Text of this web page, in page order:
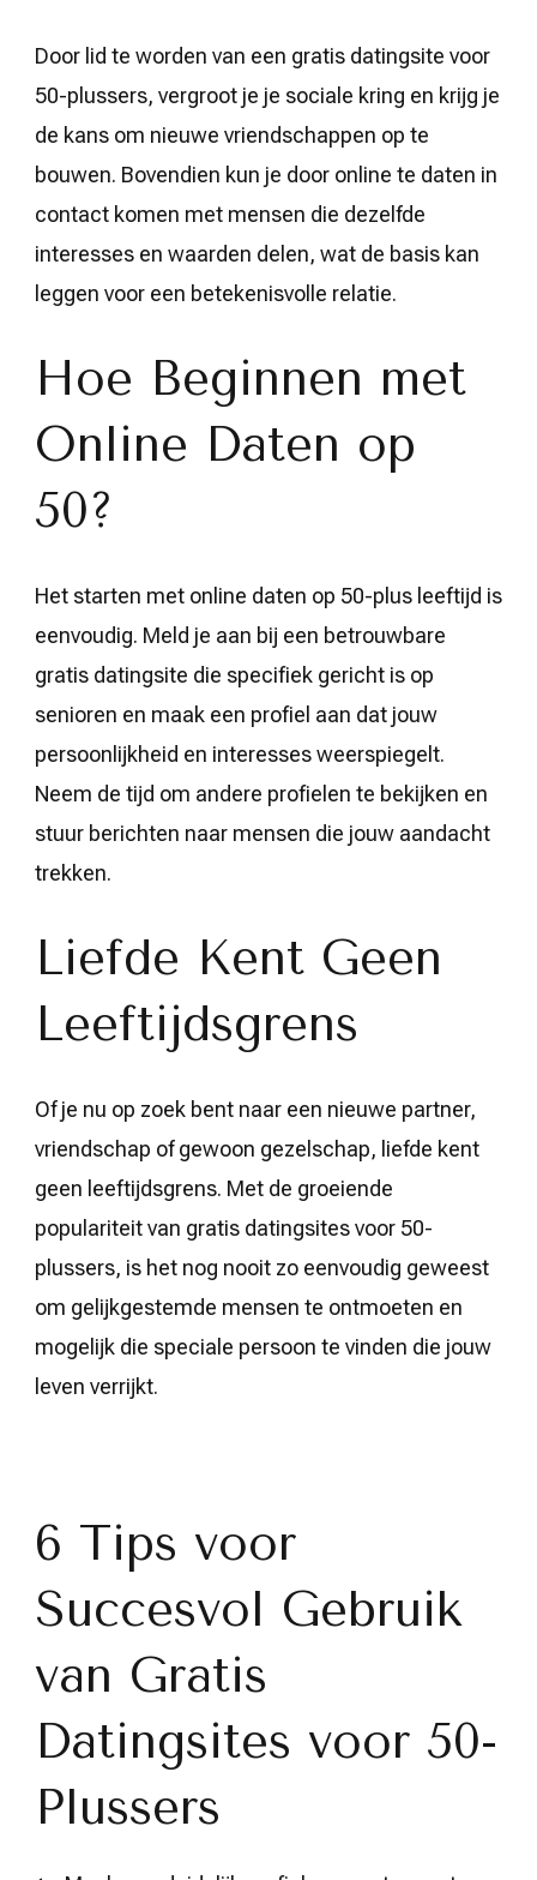
Door lid te worden van een gratis datingsite voor
50-plussers, vergroot je je sociale kring en krijg je
de kans om nieuwe vriendschappen op te
bouwen. Bovendien kun je door online te daten in
contact komen met mensen die dezelfde
interesses en waarden delen, wat de basis kan
leggen voor een betekenisvolle relatie.
Hoe Beginnen met
Online Daten op
50?
Het starten met online daten op 50-plus leeftijd is
eenvoudig. Meld je aan bij een betrouwbare
gratis datingsite die specifiek gericht is op
senioren en maak een profiel aan dat jouw
persoonlijkheid en interesses weerspiegelt.
Neem de tijd om andere profielen te bekijken en
stuur berichten naar mensen die jouw aandacht
trekken.
Liefde Kent Geen
Leeftijdsgrens
Of je nu op zoek bent naar een nieuwe partner,
vriendschap of gewoon gezelschap, liefde kent
geen leeftijdsgrens. Met de groeiende
populariteit van gratis datingsites voor 50-
plussers, is het nog nooit zo eenvoudig geweest
om gelijkgestemde mensen te ontmoeten en
mogelijk die speciale persoon te vinden die jouw
leven verrijkt.
6 Tips voor
Succesvol Gebruik
van Gratis
Datingsites voor 50-
Plussers